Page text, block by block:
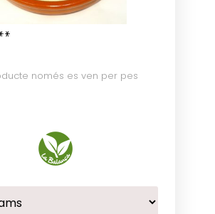
**
només es ven per pes